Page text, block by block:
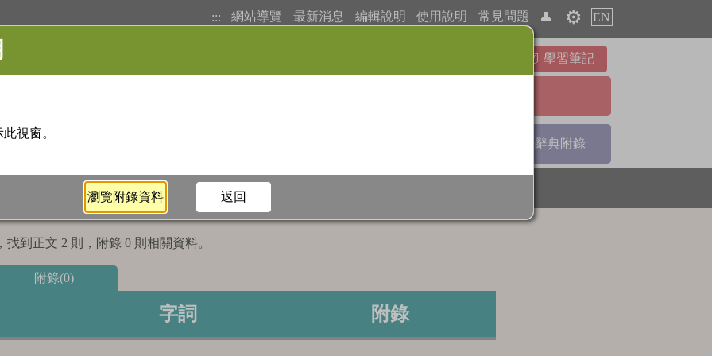
::: 網站導覽 最新消息 編輯說明 使用說明 常見問題 👤 ⚙️ EN
學習筆記
辭典附錄
找到正文 2 則，附錄 0 則相關資料。
附錄(0)
字詞 附錄